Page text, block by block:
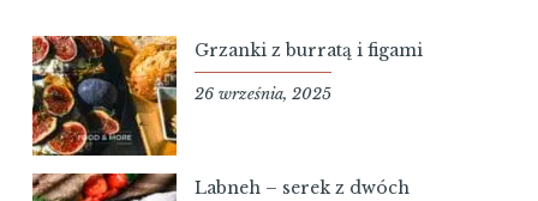
Grzanki z burratą i figami
26 września, 2025
Labneh – serek z dwóch